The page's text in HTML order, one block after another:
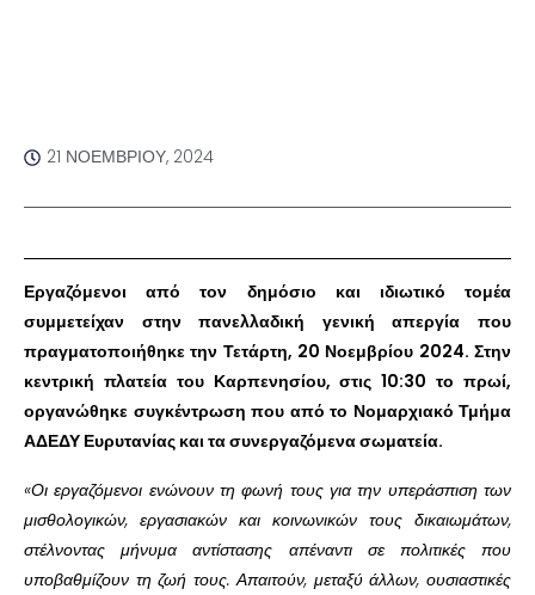
21 ΝΟΕΜΒΡΊΟΥ, 2024
Εργαζόμενοι από τον δημόσιο και ιδιωτικό τομέα
συμμετείχαν στην πανελλαδική γενική απεργία που
πραγματοποιήθηκε την Τετάρτη, 20 Νοεμβρίου 2024. Στην
κεντρική πλατεία του Καρπενησίου, στις 10:30 το πρωί,
οργανώθηκε συγκέντρωση που από το Νομαρχιακό Τμήμα
ΑΔΕΔΥ Ευρυτανίας και τα συνεργαζόμενα σωματεία.
«Οι εργαζόμενοι ενώνουν τη φωνή τους για την υπεράσπιση των
μισθολογικών, εργασιακών και κοινωνικών τους δικαιωμάτων,
στέλνοντας μήνυμα αντίστασης απέναντι σε πολιτικές που
υποβαθμίζουν τη ζωή τους. Απαιτούν, μεταξύ άλλων, ουσιαστικές